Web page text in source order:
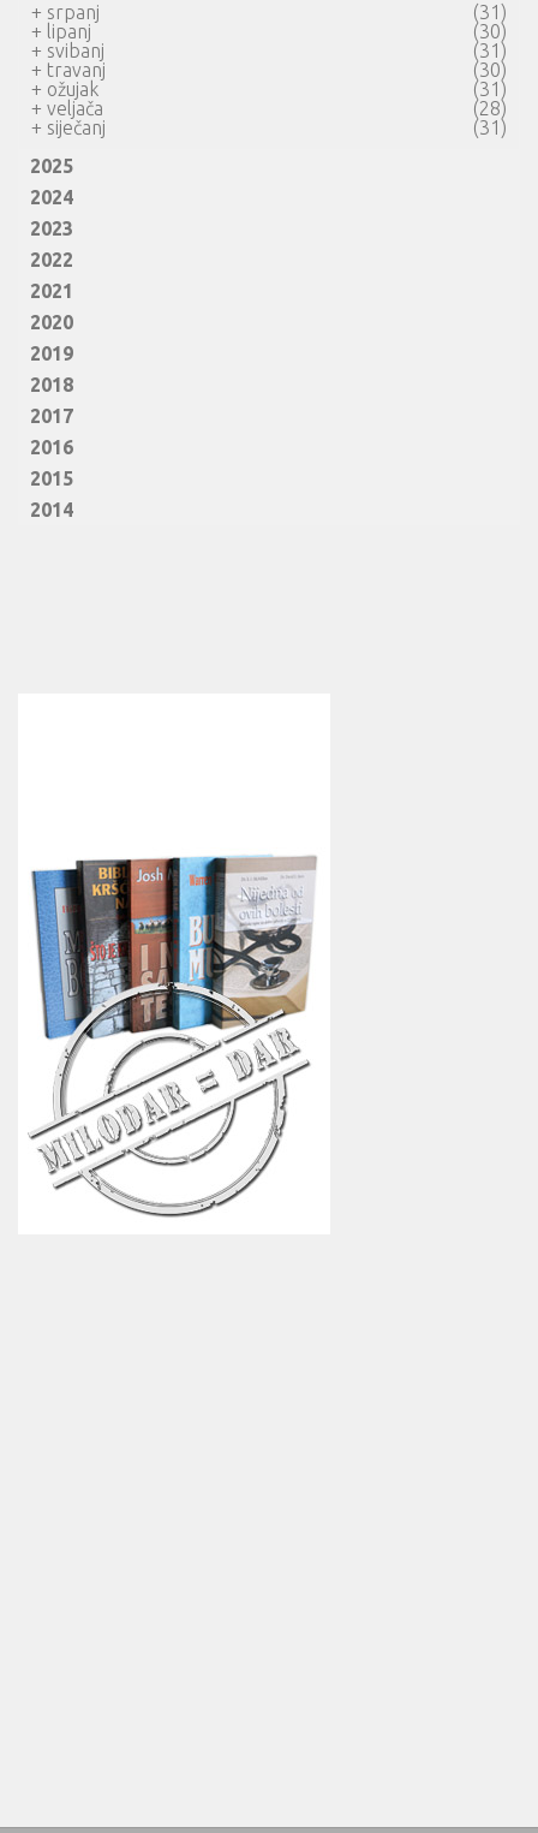
+ srpanj
(31)
+ lipanj
(30)
+ svibanj
(31)
+ travanj
(30)
+ ožujak
(31)
+ veljača
(28)
+ siječanj
(31)
2025
2024
2023
2022
2021
2020
2019
2018
2017
2016
2015
2014